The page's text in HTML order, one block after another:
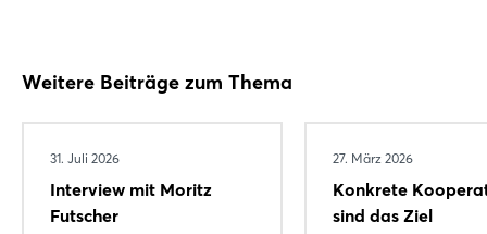
Weitere Beiträge zum Thema
31. Juli 2026
Interview mit Moritz
Futscher
27. März 2026
Konkrete
sind das Ziel
Jetzt registrieren